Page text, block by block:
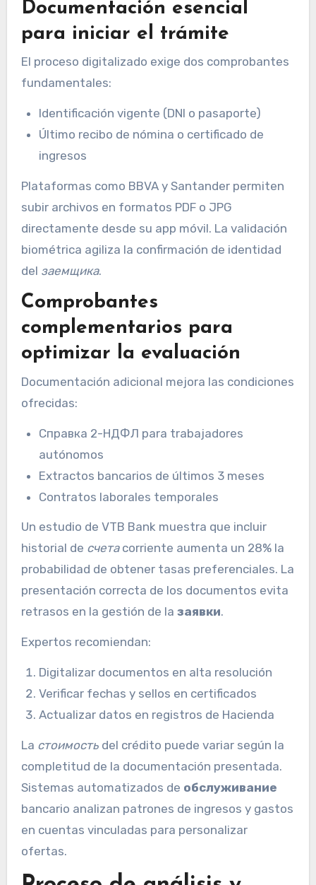
Documentación esencial
para iniciar el trámite
El proceso digitalizado exige dos comprobantes
fundamentales:
Identificación vigente (DNI o pasaporte)
Último recibo de nómina o certificado de
ingresos
Plataformas como BBVA y Santander permiten
subir archivos en formatos PDF o JPG
directamente desde su app móvil. La validación
biométrica agiliza la confirmación de identidad
del заемщика.
Comprobantes
complementarios para
optimizar la evaluación
Documentación adicional mejora las condiciones
ofrecidas:
Справка 2-НДФЛ para trabajadores
autónomos
Extractos bancarios de últimos 3 meses
Contratos laborales temporales
Un estudio de VTB Bank muestra que incluir
historial de счетаcorriente aumenta un 28% la
probabilidad de obtener tasas preferenciales. La
presentación correcta de los documentos evita
retrasos en la gestión de la заявки.
Expertos recomiendan:
Digitalizar documentos en alta resolución
Verificar fechas y sellos en certificados
Actualizar datos en registros de Hacienda
La стоимостьdel crédito puede variar según la
completitud de la documentación presentada.
Sistemas automatizados de обслуживание
bancario analizan patrones de ingresos y gastos
en cuentas vinculadas para personalizar
ofertas.